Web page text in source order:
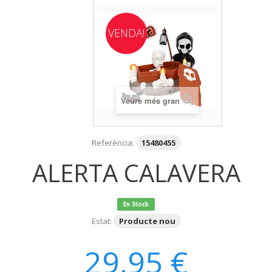
VENDA!
Veure més gran
Referència: 15480455
ALERTA CALAVERA
En Stock
Estat: Producte nou
29,95 €